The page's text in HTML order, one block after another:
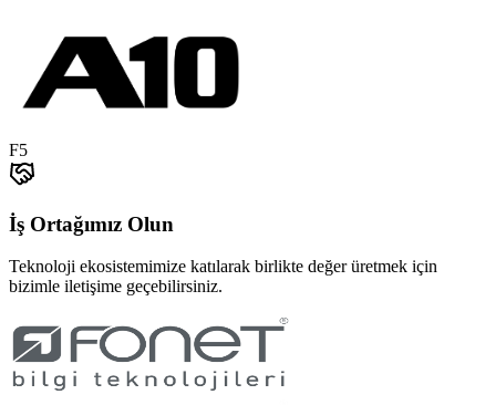
F5
İş Ortağımız Olun
Teknoloji ekosistemimize katılarak birlikte değer üretmek için
bizimle iletişime geçebilirsiniz.